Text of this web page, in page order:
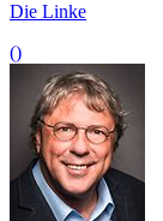
Die Linke
()